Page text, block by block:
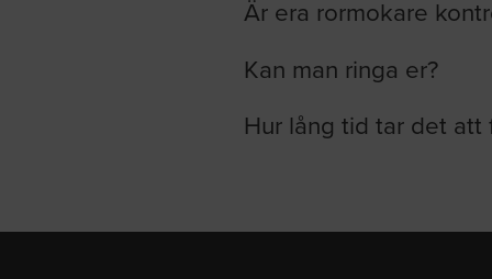
Är era rormokare
Kan man ringa er?
Hur lång tid tar det att